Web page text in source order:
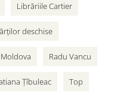
Librăriile Cartier
deschise
Radu Vancu
Țîbuleac Top